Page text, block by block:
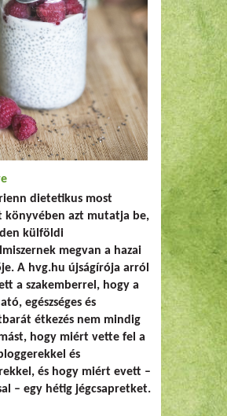
about Nálunk is terem a szuperélelmiszer
dietetikus most
könyvében azt mutatja be,
külföldi
megvan a hazai
A hvg.hu újságírója arról
a szakemberrel, hogy a
egészséges és
étkezés nem mindig
hogy miért vette fel a
és
és hogy miért evett –
– egy hétig jégcsapretket.